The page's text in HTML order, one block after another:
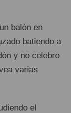
balón en
batiendo a
y no celebro
varias
el